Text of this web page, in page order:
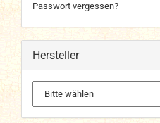
Passwort vergessen?
Hersteller